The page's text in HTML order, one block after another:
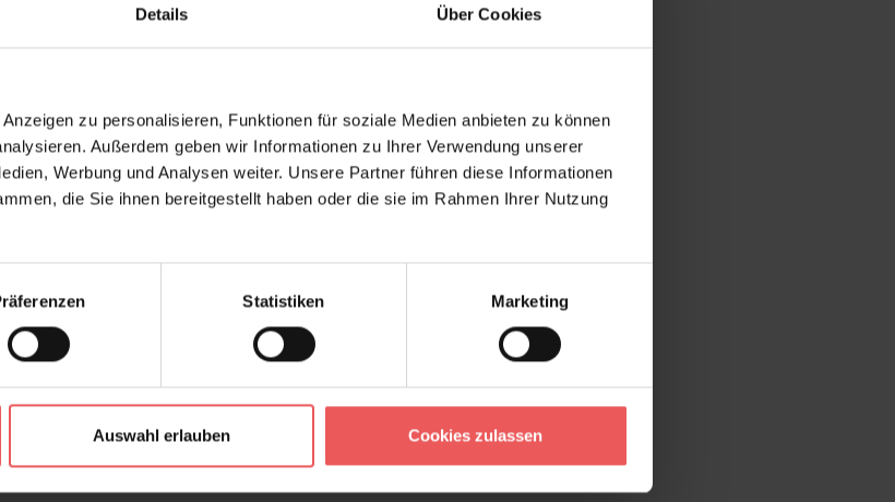
Details Über Cookies
zu personalisieren, Funktionen für soziale Medien anbieten zu können
Außerdem geben wir Informationen zu Ihrer Verwendung unserer
Werbung und Analysen weiter. Unsere Partner führen diese Informationen
die Sie ihnen bereitgestellt haben oder die sie im Rahmen Ihrer Nutzung
Statistiken Marketing
Auswahl erlauben Cookies zulassen